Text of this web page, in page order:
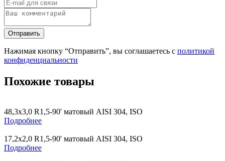
Нажимая кнопку “Отправить”, вы соглашаетесь с политикой
конфиденциальности
Похожие товары
48,3х3,0 R1,5-90' матовый AISI 304, ISO
Подробнее
17,2х2,0 R1,5-90' матовый AISI 304, ISO
Подробнее